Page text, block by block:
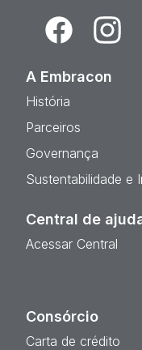
Facebook
A Embracon
História
Parceiros
Governança
Sustentabilidade e
Central de
Acessar Central
Consórcio
Carta de crédito